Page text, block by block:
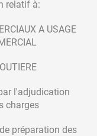
relatif à:
A USAGE
l'adjudication
charges
préparation des